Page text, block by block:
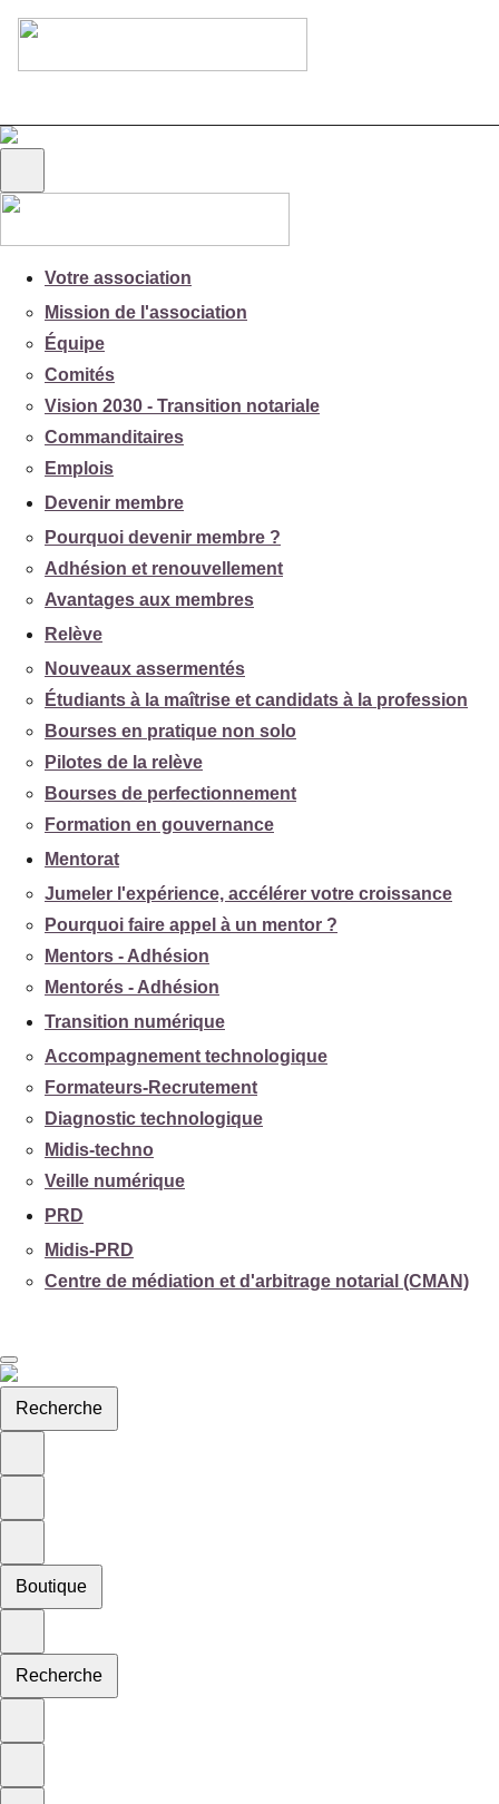
Votre association
Mission de l'association
Équipe
Comités
Vision 2030 - Transition notariale
Commanditaires
Emplois
Devenir membre
Pourquoi devenir membre ?
Adhésion et renouvellement
Avantages aux membres
Relève
Nouveaux assermentés
Étudiants à la maîtrise et candidats à la profession
Bourses en pratique non solo
Pilotes de la relève
Bourses de perfectionnement
Formation en gouvernance
Mentorat
Jumeler l'expérience, accélérer votre croissance
Pourquoi faire appel à un mentor ?
Mentors - Adhésion
Mentorés - Adhésion
Transition numérique
Accompagnement technologique
Formateurs-Recrutement
Diagnostic technologique
Midis-techno
Veille numérique
PRD
Midis-PRD
Centre de médiation et d'arbitrage notarial (CMAN)
Recherche
Boutique
Recherche